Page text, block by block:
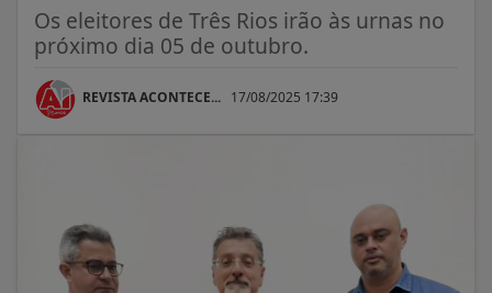
Os eleitores de Três Rios irão às urnas no
próximo dia 05 de outubro.
REVISTA ACONTECE... 17/08/2025 17:39